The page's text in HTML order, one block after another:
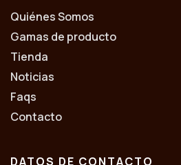
Quiénes Somos
Gamas de producto
Tienda
Noticias
Faqs
Contacto
DATOS DE CONTACTO